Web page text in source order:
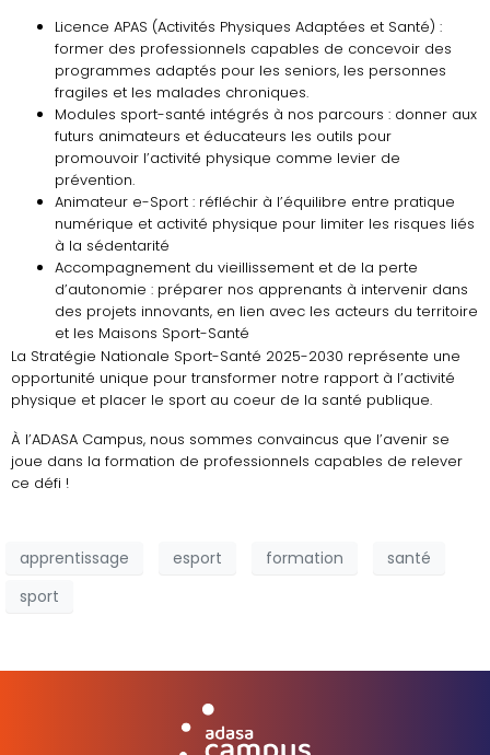
Licence APAS (Activités Physiques Adaptées et Santé) :
former des professionnels capables de concevoir des
programmes adaptés pour les seniors, les personnes
fragiles et les malades chroniques.
Modules sport-santé intégrés à nos parcours : donner aux
futurs animateurs et éducateurs les outils pour
promouvoir l’activité physique comme levier de
prévention.
Animateur e-Sport : réfléchir à l’équilibre entre pratique
numérique et activité physique pour limiter les risques liés
à la sédentarité
Accompagnement du vieillissement et de la perte
d’autonomie : préparer nos apprenants à intervenir dans
des projets innovants, en lien avec les acteurs du territoire
et les Maisons Sport-Santé
La Stratégie Nationale Sport-Santé 2025-2030 représente une
opportunité unique pour transformer notre rapport à l’activité
physique et placer le sport au coeur de la santé publique.
À l’ADASA Campus, nous sommes convaincus que l’avenir se
joue dans la formation de professionnels capables de relever
ce défi !
apprentissage esport formation
santé
sport